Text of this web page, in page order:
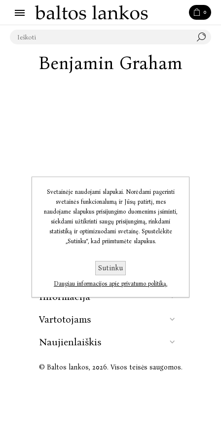
0
Benjamin Graham
Informacija
Vartotojams
Naujienlaiškis
© Baltos lankos, 2026. Visos teisės saugomos.
Svetainėje naudojami slapukai. Norėdami pagerinti
svetainės funkcionalumą ir Jūsų patirtį, mes
naudojame slapukus prisijungimo duomenims įsiminti,
siekdami užtikrinti saugų prisijungimą, rinkdami
statistiką ir optimizuodami svetainę. Spustelėkite
„Sutinku“, kad priimtumėte slapukus.
Sutinku
Daugiau informacijos apie privatumo politiką.